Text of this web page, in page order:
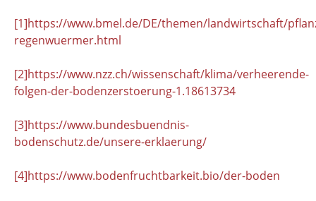
[1]https://www.bmel.de/DE/themen/landwirtschaft/
regenwuermer.html
[2]https://www.nzz.ch/wissenschaft/klima/verheerende-
folgen-der-bodenzerstoerung-1.18613734
[3]https://www.bundesbuendnis-
bodenschutz.de/unsere-erklaerung/
[4]https://www.bodenfruchtbarkeit.bio/der-boden